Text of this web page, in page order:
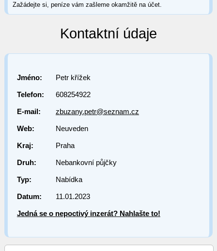
Zažádejte si, peníze vám zašleme okamžitě na účet.
Kontaktní údaje
Jméno: Petr křížek
Telefon: 608254922
E-mail: zbuzany.petr@seznam.cz
Web: Neuveden
Kraj: Praha
Druh: Nebankovní půjčky
Typ: Nabídka
Datum: 11.01.2023
Jedná se o nepoctivý inzerát? Nahlašte to!